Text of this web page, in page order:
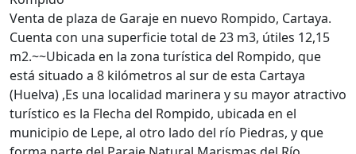
Venta de plaza de Garaje en nuevo Rompido, Cartaya.
Cuenta con una superficie total de 23 m3, útiles 12,15
m2.~~Ubicada en la zona turística del Rompido, que
está situado a 8 kilómetros al sur de esta Cartaya
(Huelva) ,Es una localidad marinera y su mayor atractivo
turístico es la Flecha del Rompido, ubicada en el
municipio de Lepe, al otro lado del río Piedras, y que